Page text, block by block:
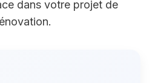
dans votre projet de